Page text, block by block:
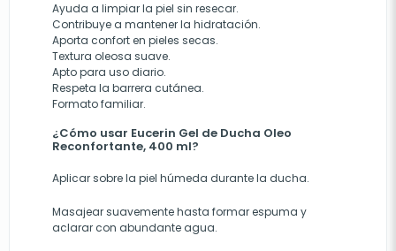
Ayuda a limpiar la piel sin resecar.
Contribuye a mantener la hidratación.
Aporta confort en pieles secas.
Textura oleosa suave.
Apto para uso diario.
Respeta la barrera cutánea.
Formato familiar.
¿Cómo usar Eucerin Gel de Ducha Oleo
Reconfortante, 400 ml?
Aplicar sobre la piel húmeda durante la ducha.
Masajear suavemente hasta formar espuma y
aclarar con abundante agua.